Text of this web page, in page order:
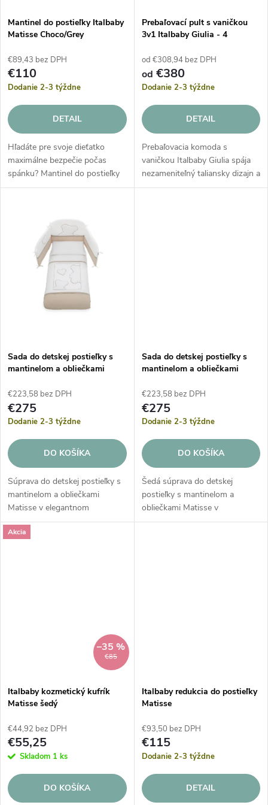
p
r
o
d
u
k
p
r
o
d
u
k
t
Mantinel do postieľky Italbaby
Matisse Choco/Grey
€89,43 bez DPH
€110
Dodanie 2-3 týždne
DETAIL
Hľadáte pre svoje dieťatko
maximálne bezpečie počas
spánku? Mantinel do postieľky
Italbaby Matisse je synonymom
spracovanie. Táto...
Prebaľovací pult s vaničkou
3v1 Italbaby Giulia - 4
od €308,94 bez DPH
od €380
Dodanie 2-3 týždne
DETAIL
Prebaľovacia komoda s
vaničkou Italbaby Giulia spája
nezameniteľný taliansky dizajn a
maximálnu praktickosť. Tento
Sada do detskej postieľky s
mantinelom a obliečkami
€223,58 bez DPH
€275
Dodanie 2-3 týždne
DO KOŠÍKA
Súprava do detskej postieľky s
mantinelom a obliečkami
Matisse v elegantnom
čokoládovom prevedení prináša
taliansku kvalitu a bezpečie.
Sada do detskej postieľky s
mantinelom a obliečkami
€223,58 bez DPH
€275
Dodanie 2-3 týždne
DO KOŠÍKA
Šedá súprava do detskej
postieľky s mantinelom a
obliečkami Matisse v
elegantnom dizajne prináša
Akcia
€85
–35 %
Italbaby kozmetický kufrík
Matisse šedý
€44,92 bez DPH
€55,25
Skladom 1 ks
DO KOŠÍKA
Italbaby redukcia do postieľky
Matisse
€93,50 bez DPH
€115
Dodanie 2-3 týždne
DETAIL